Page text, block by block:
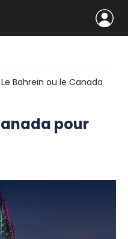
Le Bahreïn ou le Canada
pour